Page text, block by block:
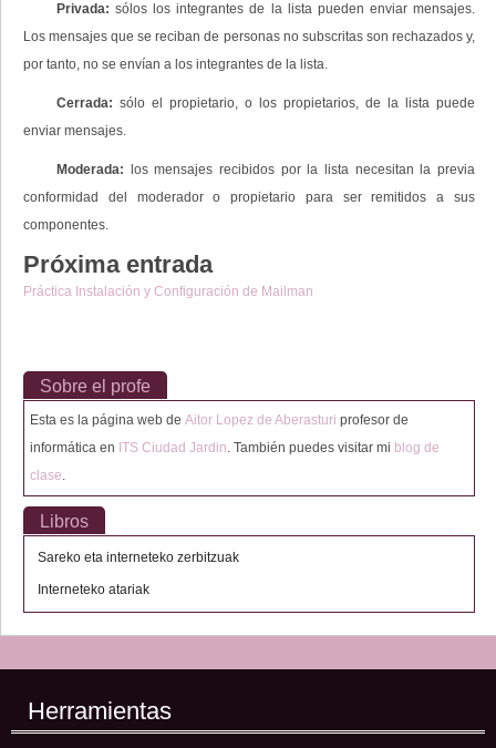
Privada: sólos los integrantes de la lista pueden enviar mensajes.
Los mensajes que se reciban de personas no subscritas son rechazados y,
por tanto, no se envían a los integrantes de la lista.
Cerrada: sólo el propietario, o los propietarios, de la lista puede
enviar mensajes.
Moderada: los mensajes recibidos por la lista necesitan la previa
conformidad del moderador o propietario para ser remitidos a sus
componentes.
Próxima entrada
Práctica Instalación y Configuración de Mailman
Sobre el profe
Esta es la página web de Aitor Lopez de Aberasturi profesor de
informática en ITS Ciudad Jardin. También puedes visitar mi blog de
clase.
Libros
Sareko eta interneteko zerbitzuak
Interneteko atariak
Herramientas